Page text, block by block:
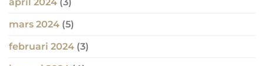
mars 2024 (5)
februari 2024 (3)